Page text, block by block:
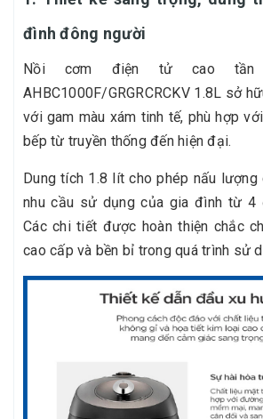
đình đông người
Nồi cơm điện tử cao tần
AHBC1000F/GRGRCRCKV 1.8L sở
với gam màu xám tinh tế, phù hợp
bếp từ truyền thống đến hiện đại.
Dung tích 1.8 lít cho phép nấu
nhu cầu sử dụng của gia đình từ 4
Các chi tiết được hoàn thiện chắc
cao cấp và bền bỉ trong quá trình sử